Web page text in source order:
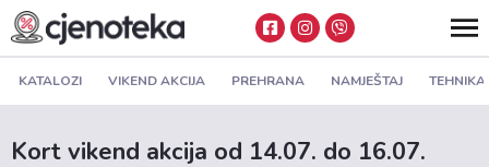
KATALOZI VIKEND AKCIJA PREHRANA NAMJEŠTAJ TEHNIKA
Kort vikend akcija od 14.07. do 16.07.